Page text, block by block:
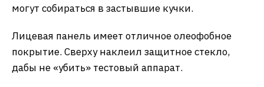
могут собираться в застывшие кучки.
Лицевая панель имеет отличное олеофобное
покрытие. Сверху наклеил защитное стекло,
дабы не «убить» тестовый аппарат.